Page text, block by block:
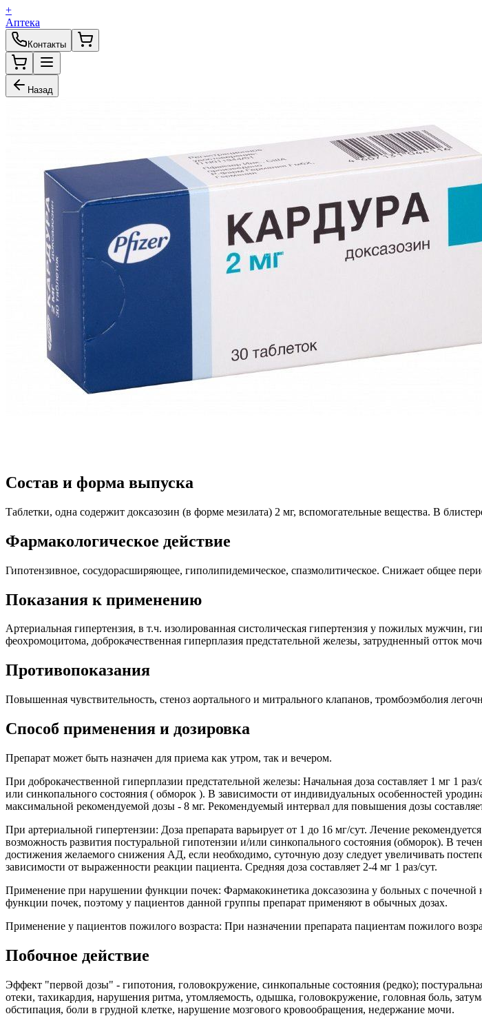
+
Аптека
Контакты
Назад
Состав и форма выпуска
Таблетки, одна содержит доксазозин (в форме мезилата) 2 мг, вспомогательные вещества. В
Фармакологическое действие
Гипотензивное, сосудорасширяющее, гиполипидемическое, спазмолитическое. Снижает общее
Показания к применению
Артериальная гипертензия, в т.ч. изолированная систолическая гипертензия у пожилых мужчин,
феохромоцитома, доброкачественная гиперплазия предстательной железы, затрудненный отток
Противопоказания
Повышенная чувствительность, стеноз аортального и митрального клапанов, тромбоэмболия
Способ применения и дозировка
Препарат может быть назначен для приема как утром, так и вечером.
При доброкачественной гиперплазии предстательной железы: Начальная доза составляет 1 мг 1
или синкопального состояния ( обморок ). В зависимости от индивидуальных особенностей
максимальной рекомендуемой дозы - 8 мг. Рекомендуемый интервал для повышения дозы
При артериальной гипертензии: Доза препарата варьирует от 1 до 16 мг/сут. Лечение
возможность развития постуральной гипотензии и/или синкопального состояния (обморок). В
достижения желаемого снижения АД, если необходимо, суточную дозу следует увеличивать
зависимости от выраженности реакции пациента. Средняя доза составляет 2-4 мг 1 раз/сут.
Применение при нарушении функции почек: Фармакокинетика доксазозина у больных с почечной
функции почек, поэтому у пациентов данной группы препарат применяют в обычных дозах.
Применение у пациентов пожилого возраста: При назначении препарата пациентам пожилого
Побочное действие
Эффект "первой дозы" - гипотония, головокружение, синкопальные состояния (редко);
отеки, тахикардия, нарушения ритма, утомляемость, одышка, головокружение, головная боль,
обстипация, боли в грудной клетке, нарушение мозгового кровообращения, недержание мочи.